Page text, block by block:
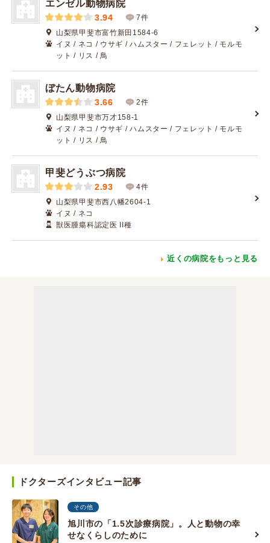
エンゼル動物病院
3.94
7件
山梨県甲斐市富竹新田1584-6
イヌ / ネコ / ウサギ / ハムスター / フェレット / モルモ
ット / リス / 鳥
ぼたん動物病院
3.66
2件
山梨県甲斐市万才158-1
イヌ / ネコ / ウサギ / ハムスター / フェレット / モルモ
ット / リス / 鳥
甲斐どうぶつ病院
2.93
4件
山梨県甲斐市西八幡2604-1
イヌ / ネコ
獣医腫瘍科認定医 II種
近くの病院をもっと見る
ドクターズインタビュー記事
その他
旭川市の「1.5次診療病院」。人と動物の幸
せなくらしのために